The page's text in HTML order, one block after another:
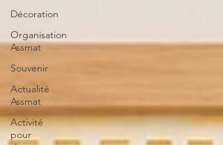
Décoration
Organisation
Assmat
Souvenir
Actualité
Assmat
Activité
pour